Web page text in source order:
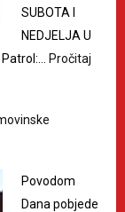
SUBOTA I
NEDJELJA U
Pročitaj
Povodom
Dana pobjede